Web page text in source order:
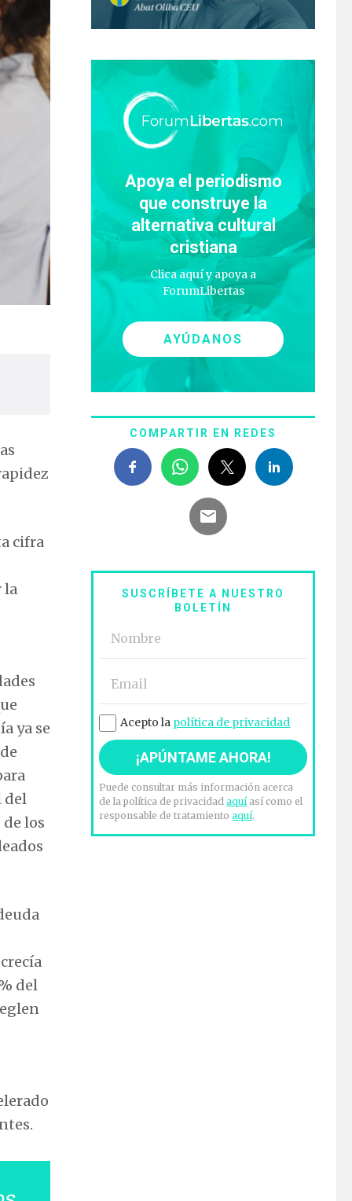
cifra
la
ya se
del
los
del
Apoya el periodismo
que construye la
alternativa cultural
cristiana
Clica aquí y apoya a
ForumLibertas
AYÚDANOS
COMPARTIR EN REDES
SUSCRÍBETE A NUESTRO
BOLETÍN
Acepto la política de privacidad
Puede consultar más información acerca
de la política de privacidadaquíasí como el
responsable de tratamientoaquí.